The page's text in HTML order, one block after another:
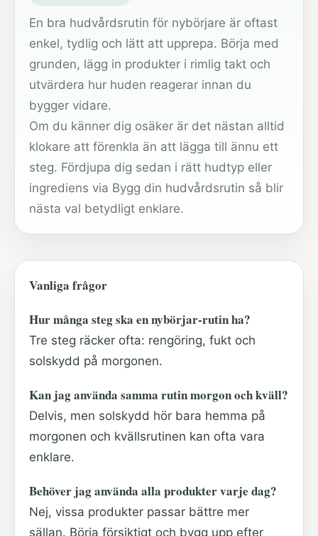
En bra hudvårdsrutin för nybörjare är oftast
enkel, tydlig och lätt att upprepa. Börja med
grunden, lägg in produkter i rimlig takt och
utvärdera hur huden reagerar innan du
bygger vidare.
Om du känner dig osäker är det nästan alltid
klokare att förenkla än att lägga till ännu ett
steg. Fördjupa dig sedan i rätt hudtyp eller
ingrediens via Bygg din hudvårdsrutin så blir
nästa val betydligt enklare.
Vanliga frågor
Hur många steg ska en nybörjar-rutin ha?
Tre steg räcker ofta: rengöring, fukt och
solskydd på morgonen.
Kan jag använda samma rutin morgon och kväll?
Delvis, men solskydd hör bara hemma på
morgonen och kvällsrutinen kan ofta vara
enklare.
Behöver jag använda alla produkter varje dag?
Nej, vissa produkter passar bättre mer
sällan. Börja försiktigt och bygg upp efter